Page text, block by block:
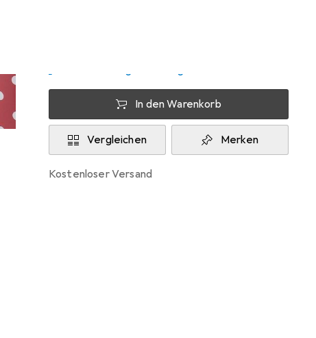
In den Warenkorb
Vergleichen Merken
kostenloser Versand